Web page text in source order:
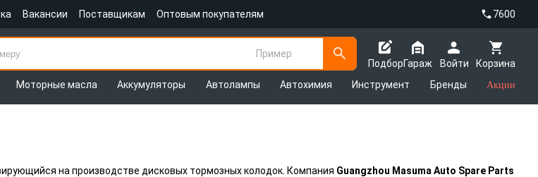
Вакансии Поставщикам Оптовым покупателям 7600
Пример
Подбор
Корзина
Гараж
Войти
Моторные масла Аккумуляторы Автолампы Автохимия Инструмент Бренды Акции
на производстве дисковых тормозных колодок. Компания Guangzhou Masuma Auto Spare Parts